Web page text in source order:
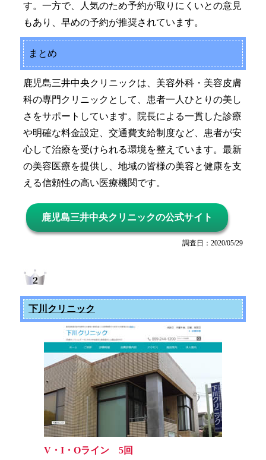
す。一方で、人気のため予約が取りにくいとの意見
もあり、早めの予約が推奨されています。
まとめ
鹿児島三井中央クリニックは、美容外科・美容皮膚
科の専門クリニックとして、患者一人ひとりの美し
さをサポートしています。院長による一貫した診療
や明確な料金設定、交通費支給制度など、患者が安
心して治療を受けられる環境を整えています。最新
の美容医療を提供し、地域の皆様の美容と健康を支
える信頼性の高い医療機関です。
鹿児島三井中央クリニックの公式サイト
調査日：2020/05/29
下川クリニック
V・I・Oライン 5回